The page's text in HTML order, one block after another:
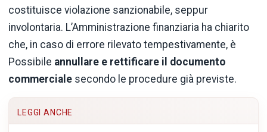
costituisce violazione sanzionabile, seppur
involontaria. L’Amministrazione finanziaria ha chiarito
che, in caso di errore rilevato tempestivamente, è
Possibile annullare e rettificare il documento
commerciale secondo le procedure già previste.
LEGGI ANCHE